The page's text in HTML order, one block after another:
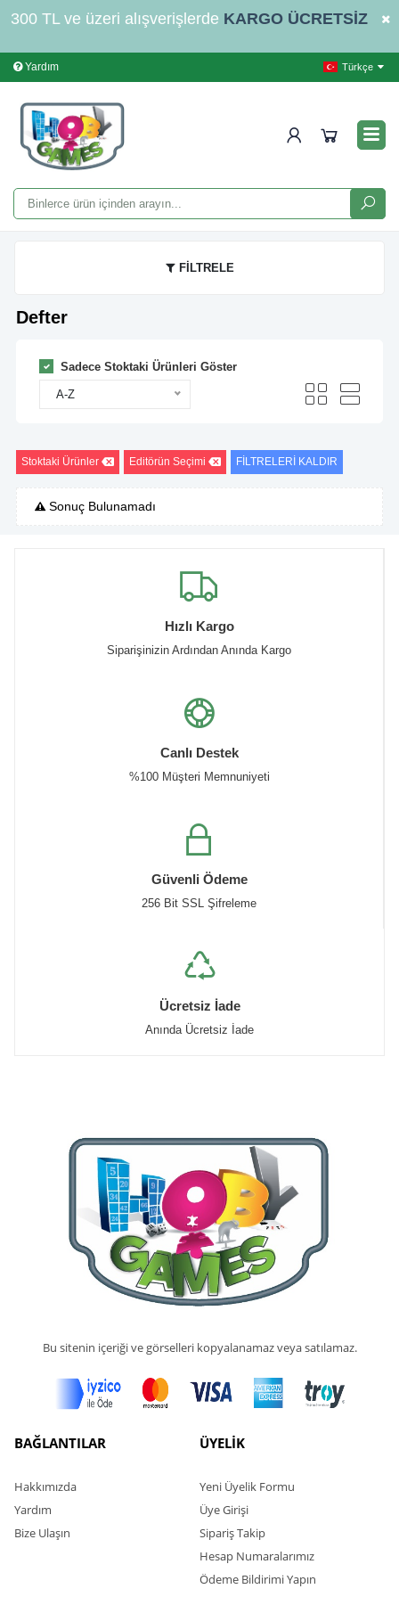
300 TL ve üzeri alışverişlerde KARGO ÜCRETSİZ
Yardım Türkçe
FİLTRELE
Defter
Sadece Stoktaki Ürünleri Göster
A-Z
Stoktaki Ürünler Editörün Seçimi FİLTRELERİ KALDIR
Sonuç Bulunamadı
Hızlı Kargo
Siparişinizin Ardından Anında Kargo
Canlı Destek
%100 Müşteri Memnuniyeti
Güvenli Ödeme
256 Bit SSL Şifreleme
Ücretsiz İade
Anında Ücretsiz İade
Bu sitenin içeriği ve görselleri kopyalanamaz veya satılamaz.
BAĞLANTILAR
Hakkımızda
Yardım
Bize Ulaşın
ÜYELİK
Yeni Üyelik Formu
Üye Girişi
Sipariş Takip
Hesap Numaralarımız
Ödeme Bildirimi Yapın